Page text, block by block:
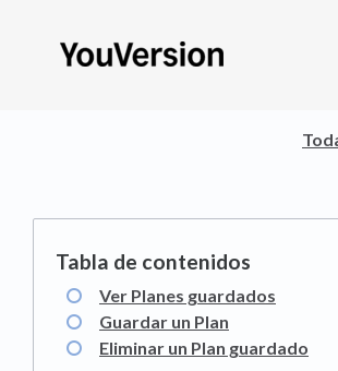
Ver Planes guardados
Guardar un Plan
Eliminar un Plan guardado